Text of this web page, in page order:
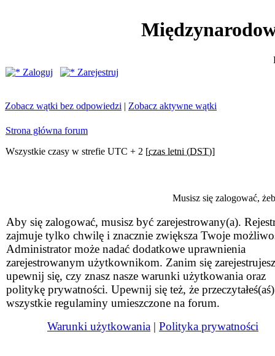
Zaloguj
Zarejestruj
Zobacz wątki bez odpowiedzi | Zobacz aktywne wątki
Strona główna forum
Wszystkie czasy w strefie UTC + 2 [czas letni (DST)]
Musisz się zalogować,
Aby się zalogować, musisz być zarejestrowany(a).
zajmuje tylko chwilę i znacznie zwiększa Twoje
Administrator może nadać dodatkowe uprawnienia
zarejestrowanym użytkownikom. Zanim się
upewnij się, czy znasz nasze warunki użytkowania oraz
politykę prywatności. Upewnij się też, że przeczytałeś(aś)
wszystkie regulaminy umieszczone na forum.
Warunki użytkowania | Polityka prywatności